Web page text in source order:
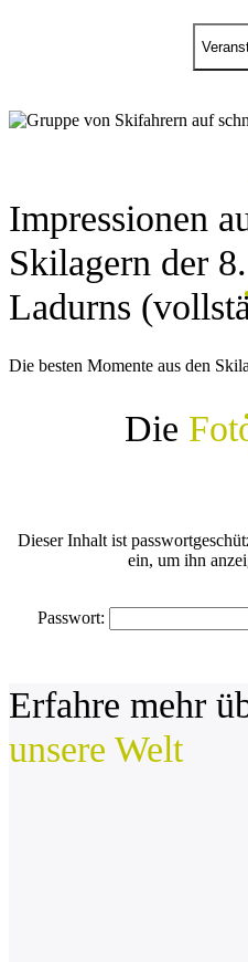
Impressionen
Skilagern der
Ladurns
Die besten Momente aus den
Die
Dieser Inhalt ist
ein, um ihn
Passwort:
Erfahre mehr
unsere Welt